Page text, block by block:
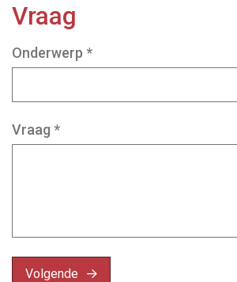
Vraag
Onderwerp *
Vraag *
Volgende